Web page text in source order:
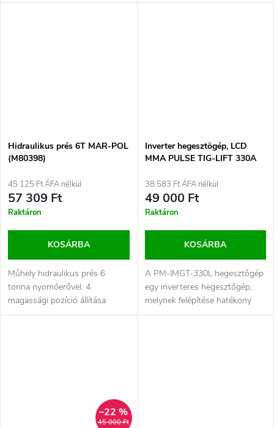
Hidraulikus prés 6T MAR-POL
(M80398)
45 125 Ft ÁFA nélkül
57 309 Ft
Raktáron
KOSÁRBA
Műhely hidraulikus prés 6
tonna nyomóerővel. 4
magassági pozíció állítása
préselés közben. Présnyomás
Inverter hegesztögép, LCD
MMA PULSE TIG-LIFT 330A
IMGT-330L
38 583 Ft ÁFA nélkül
49 000 Ft
Raktáron
KOSÁRBA
A PM-IMGT-330L hegesztőgép
egy inverteres hegesztőgép,
melynek felépítése hatékony
IGBT tranzisztorokra épül....
45 000 Ft
–22 %